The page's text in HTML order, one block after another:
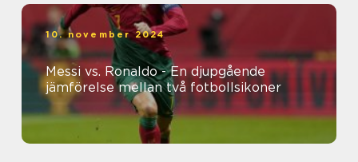
10. november 2024
Messi vs. Ronaldo - En djupgående
jämförelse mellan två fotbollsikoner